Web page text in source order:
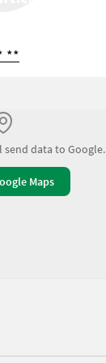
**
data to Google.
Maps